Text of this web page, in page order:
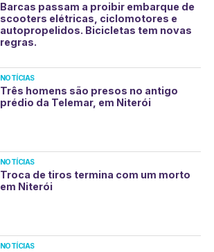
Barcas passam a proibir embarque de
scooters elétricas, ciclomotores e
autopropelidos. Bicicletas tem novas
regras.
NOTÍCIAS
Três homens são presos no antigo
prédio da Telemar, em Niterói
NOTÍCIAS
Troca de tiros termina com um morto
em Niterói
NOTÍCIAS